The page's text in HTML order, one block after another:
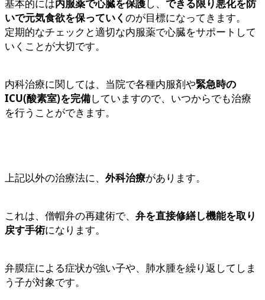
基本的には内服薬で心臓を保護し、 できる限り悪化を防
いで元気食欲を保っていく のが目標になってきます。
定期的なチェックと適切な内服薬で心臓をサポートして
いくことが大切です。
内科治療に関しては、当院で各種内服剤や緊急時の
ICU(酸素室)を完備していますので、いつからでも治療
を行うことができます。
上記以外の治療法に、 外科治療があります。
これは、僧帽弁の再建術で、 弁を直接修繕し機能を取り
戻す手術になります。
弁膜症による症状が強い子や、肺水腫を繰り返してしま
う子が対象です。